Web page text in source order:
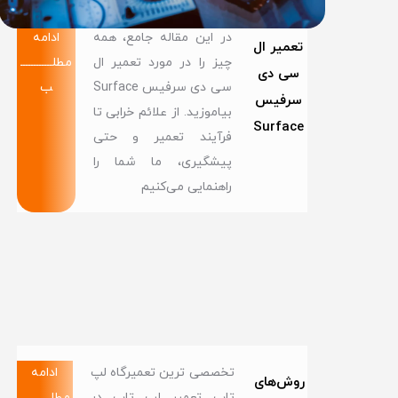
تعمیر ال
سی دی
سرفیس
Surface
در این مقاله جامع، همه
چیز را در مورد تعمیر ال
سی دی سرفیس Surface
بیاموزید. از علائم خرابی تا
فرآیند تعمیر و حتی
پیشگیری، ما شما را
راهنمایی می‌کنیم
ادامه
مطلــــــــــــ
ب
روش‌های
تخصصی ترین تعمیرگاه لپ
ادامه